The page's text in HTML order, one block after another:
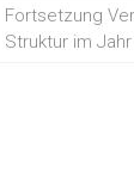
Fortsetzung
Struktur im